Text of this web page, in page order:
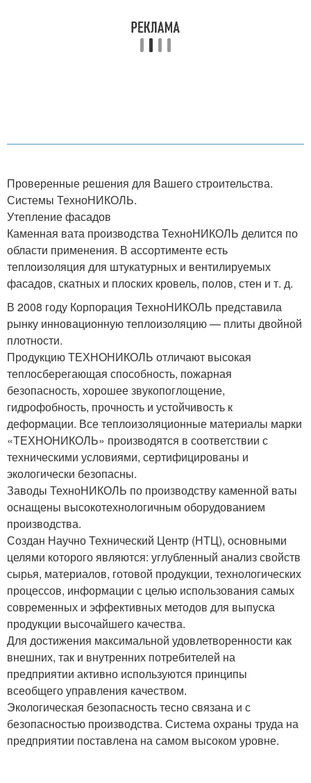
Проверенные решения для Вашего строительства.
Системы ТехноНИКОЛЬ.
Утепление фасадов
Каменная вата производства ТехноНИКОЛЬ делится по
области применения. В ассортименте есть
теплоизоляция для штукатурных и вентилируемых
фасадов, скатных и плоских кровель, полов, стен и т. д.
В 2008 году Корпорация ТехноНИКОЛЬ представила
рынку инновационную теплоизоляцию — плиты двойной
плотности.
Продукцию ТЕХНОНИКОЛЬ отличают высокая
теплосберегающая способность, пожарная
безопасность, хорошее звукопоглощение,
гидрофобность, прочность и устойчивость к
деформации. Все теплоизоляционные материалы марки
«ТЕХНОНИКОЛЬ» производятся в соответствии с
техническими условиями, сертифицированы и
экологически безопасны.
Заводы ТехноНИКОЛЬ по производству каменной ваты
оснащены высокотехнологичным оборудованием
производства.
Создан Научно Технический Центр (НТЦ), основными
целями которого являются: углубленный анализ свойств
сырья, материалов, готовой продукции, технологических
процессов, информации с целью использования самых
современных и эффективных методов для выпуска
продукции высочайшего качества.
Для достижения максимальной удовлетворенности как
внешних, так и внутренних потребителей на
предприятии активно используются принципы
всеобщего управления качеством.
Экологическая безопасность тесно связана и с
безопасностью про­изводства. Система охраны труда на
предприятии поставлена на самом высоком уровне.